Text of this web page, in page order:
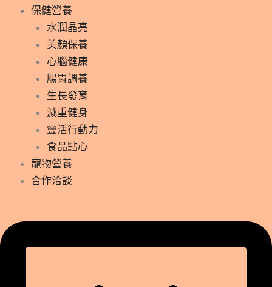
保健營養
水潤晶亮
美顏保養
心腦健康
腸胃調養
生長發育
減重健身
靈活行動力
食品點心
寵物營養
合作洽談